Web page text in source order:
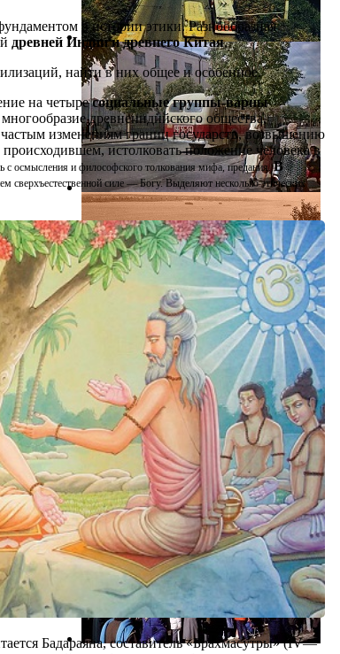
в истории этики. Разнообразная
древней Индии и древнего Китая.
найти в них общее и особенное.
на четыресоциальные группы-варны
древнеиндийского общества,
изменениям границ государств, возвышению
истолковать положение человека в
с осмысления и философского толкования мифа, предания.В
сверхъестественной силе — Богу. Выделяют несколько этических
Бадараяна, составитель «Брахмасутры» (IV—